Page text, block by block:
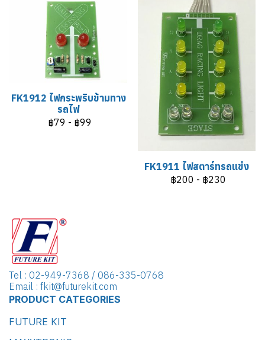
FK1912 ไฟกระพริบข้ามทาง
รถไฟ
฿79 - ฿99
FK1911 ไฟสตาร์ทรถแข่ง
฿200 - ฿230
Tel : 02-949-7368 / 086-335-0768
Email : fkit@futurekit.com
PRODUCT CATEGORIES
FUTURE KIT